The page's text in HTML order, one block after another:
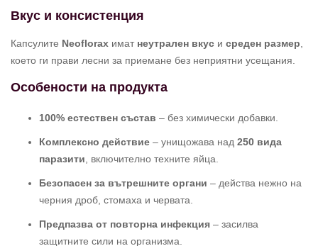
Вкус и консистенция
Капсулите Neoflorax имат неутрален вкус и среден размер
което ги прави лесни за приемане без неприятни усещания.
Особености на продукта
100% естествен състав – без химически добавки.
Комплексно действие – унищожава над 250 вида
паразити , включително техните яйца.
Безопасен за вътрешните органи – действа нежно на
черния дроб, стомаха и червата.
Предпазва от повторна инфекция – засилва
защитните сили на организма.